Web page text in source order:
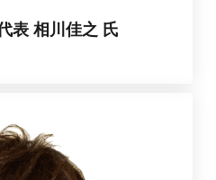
表 相川佳之 氏